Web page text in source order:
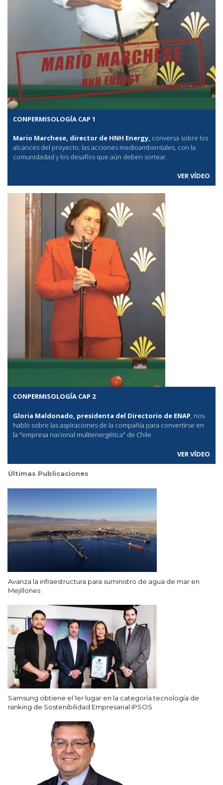
CONPERMISOLOGÍA CAP 1
Mario Marchese, director de HNH Energy, conversa sobre los
alcances del proyecto, las acciones medioambientales, con la
comunidadad y los desafíos que aún deben sortear.
VER VÍDEO
CONPERMISOLOGÍA CAP 2
Gloria Maldonado, presidenta del Directorio de ENAP , nos
habló sobre las aspiraciones de la compañía para convertirse en
la "empresa nacional multienergética" de Chile.
VER VÍDEO
Últimas Publicaciones
Avanza la infraestructura para suministro de agua de mar en
Mejillones
Samsung obtiene el 1er lugar en la categoría tecnología de
ranking de Sostenibilidad Empresarial IPSOS